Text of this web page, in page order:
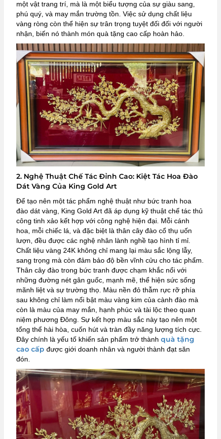
một vật trang trí, mà là một biểu tượng của sự giàu sang,
phú quý, và may mắn trường tồn. Việc sử dụng chất liệu
vàng ròng còn thể hiện sự trân trọng tuyệt đối đối với người
nhận, biến nó thành món quà tặng cao cấp hoàn hảo.
2. Nghệ Thuật Chế Tác Đỉnh Cao: Kiệt Tác Hoa Đào
Dát Vàng Của King Gold Art
Để tạo nên một tác phẩm nghệ thuật như bức tranh hoa
đào dát vàng, King Gold Art đã áp dụng kỹ thuật chế tác thủ
công tinh xảo kết hợp với công nghệ hiện đại. Mỗi cánh
hoa, mỗi chiếc lá, và đặc biệt là thân cây đào cổ thụ uốn
lượn, đều được các nghệ nhân lành nghề tạo hình tỉ mỉ.
Chất liệu vàng 24K không chỉ mang lại màu sắc lộng lẫy,
sang trọng mà còn đảm bảo độ bền vĩnh cửu cho tác phẩm.
Thân cây đào trong bức tranh được chạm khắc nổi với
những đường nét gân guốc, mạnh mẽ, thể hiện sức sống
mãnh liệt và sự trường thọ. Màu nền đỏ thẫm rực rỡ phía
sau không chỉ làm nổi bật màu vàng kim của cành đào mà
còn là màu của may mắn, hạnh phúc và tài lộc theo quan
niệm phương Đông. Sự kết hợp màu sắc này tạo nên một
tổng thể hài hòa, cuốn hút và tràn đầy năng lượng tích cực.
Đây chính là yếu tố khiến sản phẩm trở thành quà tặng
cao cấp được giới doanh nhân và người thành đạt săn
đón.